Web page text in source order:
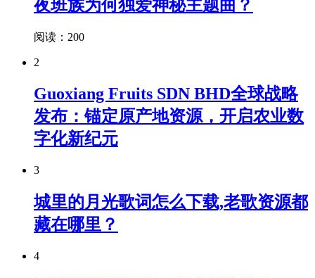
夜班族为何独爱神秘主题曲？
阅读：200
2
Guoxiang Fruits SDN BHD全球战略
发布：锚定原产地资源，开启农业数
字化新纪元
3
城里的月光歌词怎么下载,老歌资源都
藏在哪里？
4